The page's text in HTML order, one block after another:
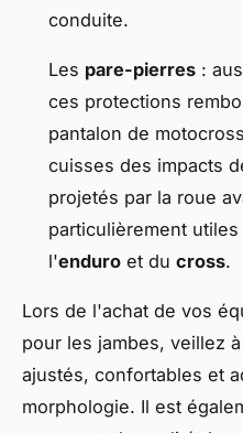
conduite.
Les pare-pierres :
ces protections
pantalon de
cuisses des impacts
projetés par la roue
particulièrement
l'enduro et du cross.
Lors de l'achat de vos
pour les jambes, veillez
ajustés, confortables et
morphologie. Il est